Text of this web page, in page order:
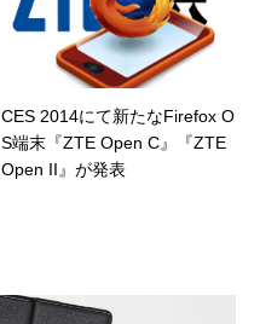
CES 2014にて新たなFirefox O
S端末『ZTE Open C』『ZTE
Open II』が発表